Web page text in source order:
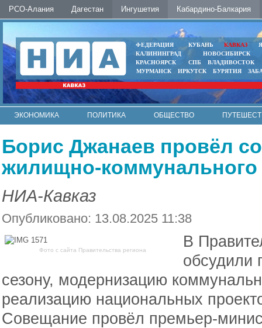
РСО-Алания Дагестан Ингушетия Кабардино-Балкария
ФЕДЕРАЦИЯ КУБАНЬ КАВКАЗ
КАЛИНИНГРАД
НОВОСИБИРСК
КРАСНОЯРСК
СПБ
ВЛАДИВОСТОК
МУРМАНСК
ИРКУТСК БУРЯТИЯ
ЭКОНОМИКА ПОЛИТИКА ОБЩЕСТВО
Борис Джанаев провёл
жилищно-коммунального
НИА-Кавказ
Опубликовано: 13.08.2025 11:38
Фото с сайта Правительства региона
В
обсудили
сезону, модернизацию
реализацию национальных
Совещание провёл премьер-